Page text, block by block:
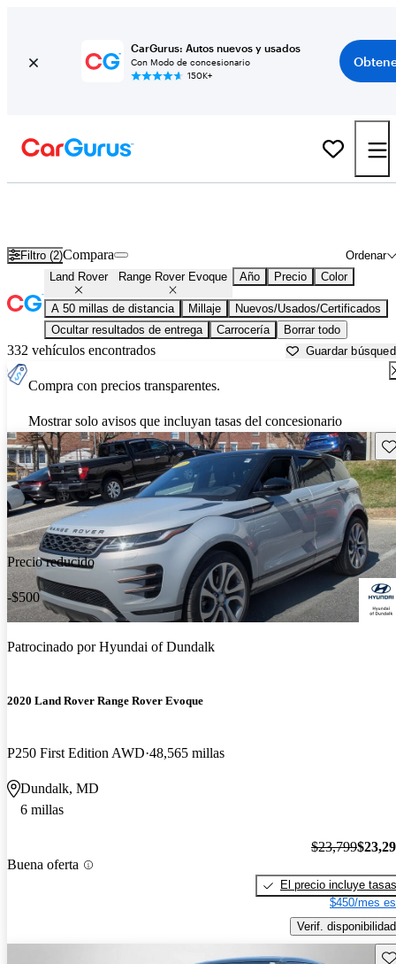
CarGurus: Autos nuevos y usados
Con Modo de concesionario
150K+
Filtro (2) Ordenar
Compara
Land Rover Range Rover Evoque Año Precio Color
A 50 millas de distancia Millaje
Nuevos/Usados/Certificados
Ocultar resultados de entrega
Carrocería Borrar todo
332 vehículos encontrados Guardar
Compra con precios transparentes.
Mostrar solo avisos que incluyan tasas del concesionario
Precio reducido
-$500
Patrocinado porHyundai of Dundalk
2020 Land Rover Range Rover Evoque
P250 First Edition AWD 48,565 millas
Dundalk, MD
6 millas
Buena oferta
$23,799
El precio incluye tasas
$450/mes
Verif. disponibilidad